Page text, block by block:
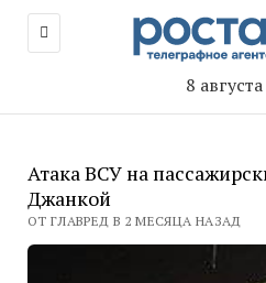
8
Атака ВСУ на
Джанкой
ОТ ГЛАВРЕД В 2 МЕСЯЦА НАЗАД